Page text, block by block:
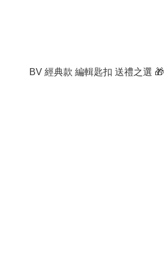
BV 經典款 編輯匙扣 送禮之選 🎁